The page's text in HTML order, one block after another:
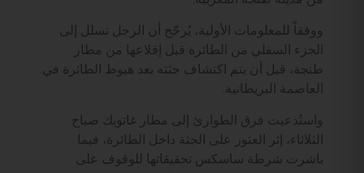
ووفقاً للمعلومات الأولية، يُرجّح أن الرجل تسلل إلى
الجزء السفلي من الطائرة قبل إقلاعها من مطار
طنجة، قبل أن يتم اكتشاف جثته بعد هبوط الطائرة في
العاصمة البريطانية.
واستُدعيت فرق الطوارئ إلى مطار غاتويك صباح
الثلاثاء، إثر العثور على الجثة داخل الطائرة، فيما
باشرت شرطة ساسكس تحقيقاتها للوقوف على